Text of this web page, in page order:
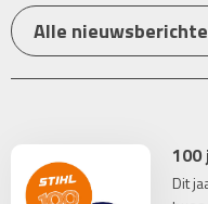
Alle
100
Dit